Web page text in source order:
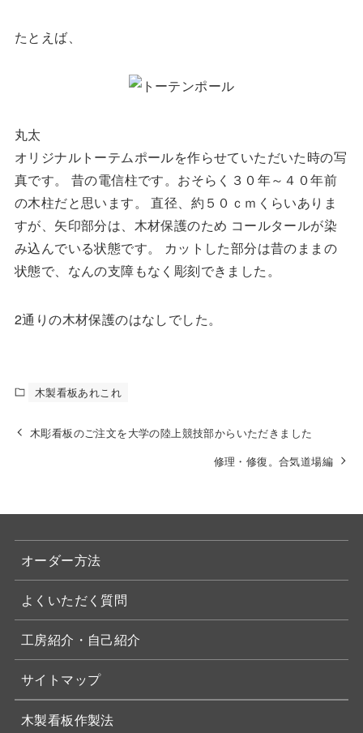
たとえば、
丸太
オリジナルトーテムポールを作らせていただいた時の写
真です。 昔の電信柱です。おそらく３０年～４０年前
の木柱だと思います。 直径、約５０ｃｍくらいありま
すが、矢印部分は、木材保護のため コールタールが染
み込んでいる状態です。 カットした部分は昔のままの
状態で、なんの支障もなく彫刻できました。
2通りの木材保護のはなしでした。
木製看板あれこれ
木彫看板のご注文を大学の陸上競技部からいただきました
修理・修復。合気道場編
オーダー方法
よくいただく質問
工房紹介・自己紹介
サイトマップ
木製看板作製法